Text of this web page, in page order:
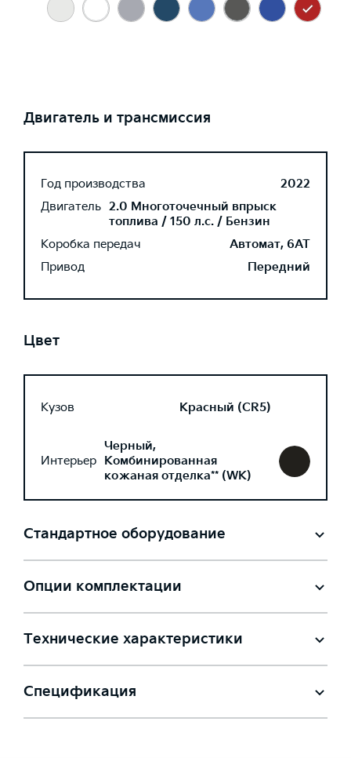
Двигатель и трансмиссия
Год производства
2022
Двигатель 2.0 Многоточечный впрыск
топлива / 150 л.с. / Бензин
Коробка передач
Автомат, 6AT
Привод
Передний
Цвет
Кузов Красный (CR5)
Интерьер
Черный,
Комбинированная
кожаная отделка** (WK)
Стандартное оборудование
Опции комплектации
Технические характеристики
Спецификация